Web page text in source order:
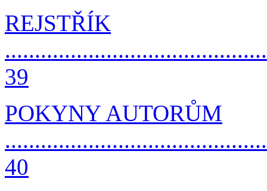
REJSTŘÍK
39
POKYNY AUTORŮM
40